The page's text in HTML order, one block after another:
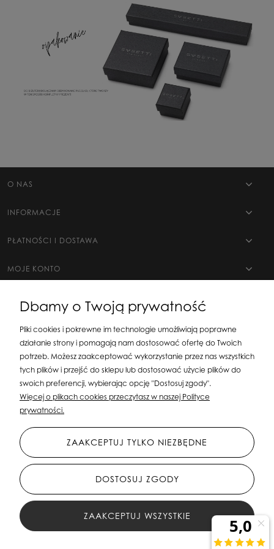
O NAS
INFORMACJE
PŁATNOŚCI I DOSTAWA
MOJE KONTO
Silit Group Maciej Suska
| ul. Astronomów 16, 80-299 Gdańsk, woj. pomorskie
sklepsusetti@gmail.com
Tel.: 508-107-233 | NIP: 5841956567 REGON:
Dbamy o Twoją prywatność
Pliki cookies i pokrewne im technologie umożliwiają poprawne
działanie strony i pomagają nam dostosować ofertę do Twoich
potrzeb. Możesz zaakceptować wykorzystanie przez nas wszystkich
tych plików i przejść do sklepu lub dostosować użycie plików do
swoich preferencji, wybierając opcję "Dostosuj zgody".
Więcej o plikach cookies przeczytasz w naszej Polityce
prywatności.
ZAAKCEPTUJ TYLKO NIEZBĘDNE
DOSTOSUJ ZGODY
ZAAKCEPTUJ WSZYSTKIE